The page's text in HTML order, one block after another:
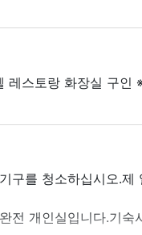
레스토랑 화장실 구
구를 청소하십시오.제
전 개인실입니다.기